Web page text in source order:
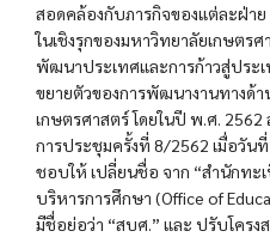
สอดคล้องกับภารกิจของแต่ละฝ่า
ในเชิงรุกของมหาวิทยาลัยเกษตร
พัฒนาประเทศและการก้าวสู่ประ
ขยายตัวของการพัฒนางานทางด้
เกษตรศาสตร์ โดยในปี พ.ศ.
การประชุมครั้งที่ 8/2562 เมื่อวัน
ชอบให้ เปลี่ยนชื่อ จาก “สำนักทะ
บริหารการศึกษา (Office of
มีชื่อย่อว่า “สบศ.” และ ปรับโครง